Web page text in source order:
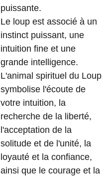
puissante.
Le loup est associé à un
instinct puissant, une
intuition fine et une
grande intelligence.
L'animal spirituel du Loup
symbolise l'écoute de
votre intuition, la
recherche de la liberté,
l'acceptation de la
solitude et de l'unité, la
loyauté et la confiance,
ainsi que le courage et la